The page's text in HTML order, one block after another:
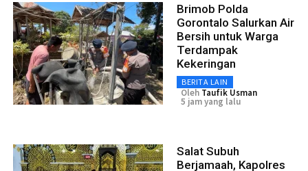
Brimob Polda
Gorontalo Salurkan Air
Bersih untuk Warga
Terdampak
Kekeringan
BERITA LAIN
Oleh Taufik Usman
5 jam yang lalu
Salat Subuh
Berjamaah, Kapolres